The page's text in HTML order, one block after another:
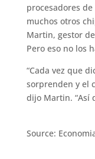
procesadores
muchos otros
Martin, gestor
Pero eso no los
“Cada vez que
sorprenden y el
dijo Martin. “Así
Source: